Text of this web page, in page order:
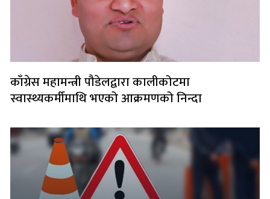
काँग्रेस महामन्त्री पौडेलद्वारा कालीकोटमा
स्वास्थ्यकर्मीमाथि भएको आक्रमणको निन्दा